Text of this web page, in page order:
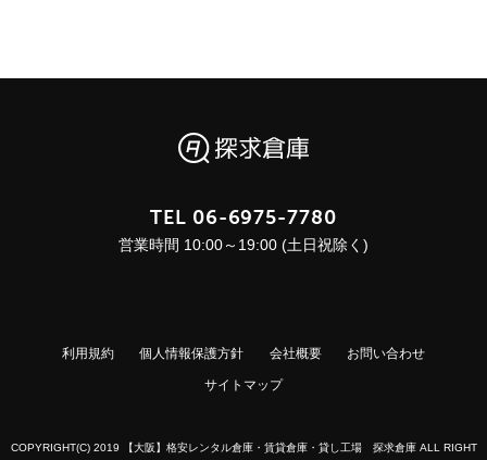
TEL 06-6975-7780
営業時間 10:00～19:00 (土日祝除く)
利用規約 個人情報保護方針 会社概要 お問い合わせ
サイトマップ
COPYRIGHT(C) 2019 【大阪】格安レンタル倉庫・賃貸倉庫・貸し工場 探求倉庫 ALL RIGHT